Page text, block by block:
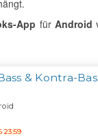
-App für Android
& Kontra-
23:59